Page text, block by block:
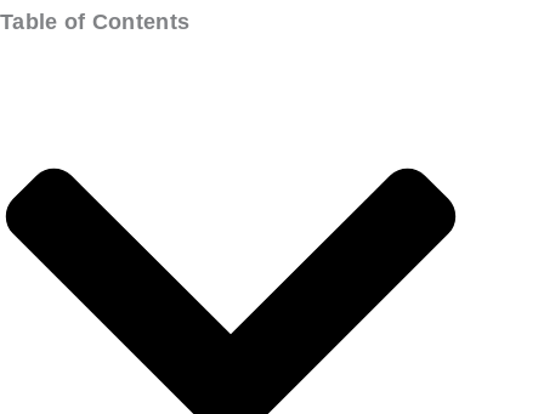
Table of Contents